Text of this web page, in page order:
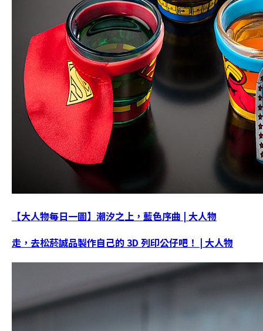
【大人物每日一圖】潮汐之上，藍色序曲 | 大人物
走，去松菸誠品製作自己的 3D 列印公仔吧！ | 大人物